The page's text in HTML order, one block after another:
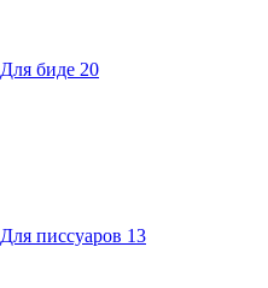
Для биде 20
Для писсуаров 13